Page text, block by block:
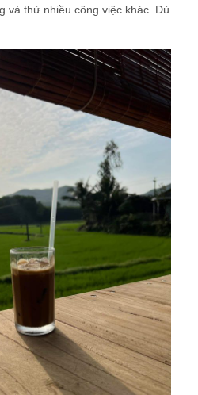
và thử nhiều công việc khác. Dù